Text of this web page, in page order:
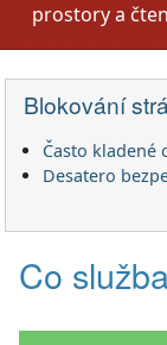
prostory a
Blokování
Často kladené
Desatero
Co